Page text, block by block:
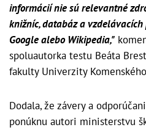
informácií nie sú relevantné
knižníc, databáz a
Google alebo Wikipedia,"
spoluautorka testu Beáta
fakulty Univerzity
Dodala, že závery a
ponúknu autori ministerstvu